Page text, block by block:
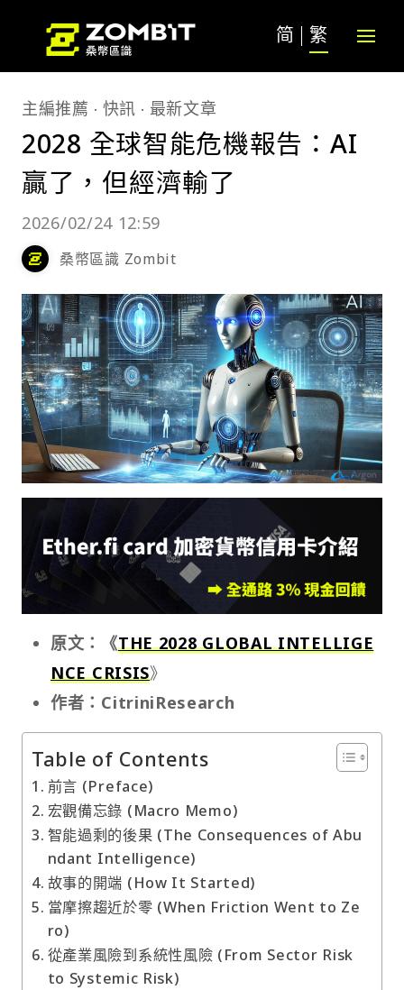
简 繁
主編推薦 快訊 最新文章
2028 全球智能危機報告：AI
贏了，但經濟輸了
2026/02/24 12:59
桑幣區識 Zombit
原文：《THE 2028 GLOBAL INTELLIGE
NCE CRISIS》
作者：CitriniResearch
Table of Contents
前言 (Preface)
宏觀備忘錄 (Macro Memo)
智能過剩的後果 (The Consequences of Abu
ndant Intelligence)
故事的開端 (How It Started)
當摩擦趨近於零 (When Friction Went to Ze
ro)
從產業風險到系統性風險 (From Sector Risk
to Systemic Risk)